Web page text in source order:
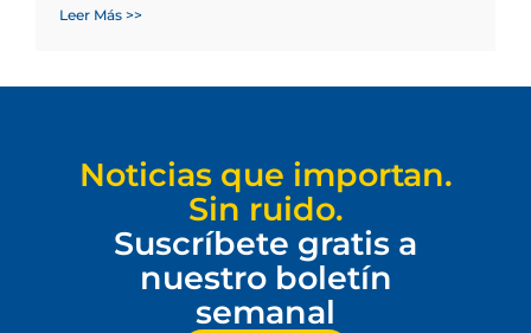
Leer Más >>
Noticias que importan.
Sin ruido.
Suscríbete gratis a
nuestro boletín
semanal